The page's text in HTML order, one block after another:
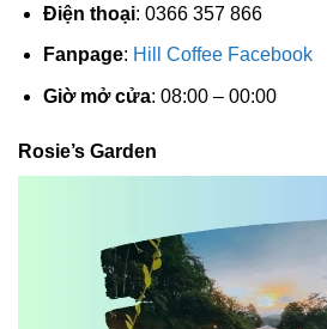
Điện thoại: 0366 357 866
Fanpage: Hill Coffee Facebook
Giờ mở cửa: 08:00 – 00:00
Rosie’s Garden